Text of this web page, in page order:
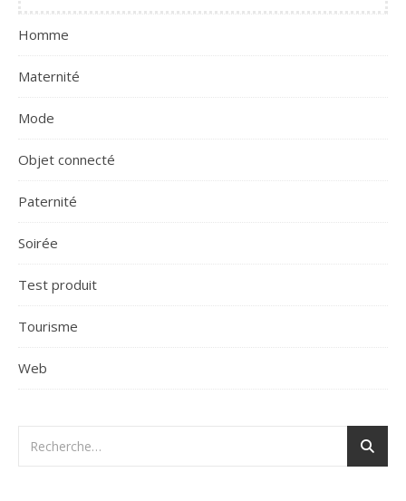
Homme
Maternité
Mode
Objet connecté
Paternité
Soirée
Test produit
Tourisme
Web